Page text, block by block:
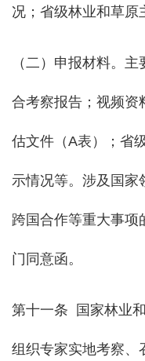
况；省级林业和草原
（二）申报材料。
合考察报告；视频资
估文件（A表）；省
示情况等。涉及国家
跨国合作等重大事项
门同意函。
第十一条 国家林业
组织专家实地考察、